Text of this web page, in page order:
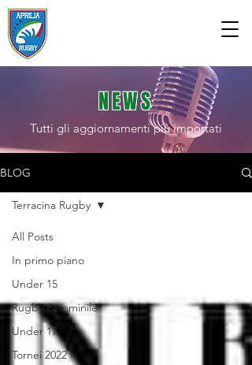
NEWS
Tutti gli aggiornamenti più importati
BLOG
All Posts
In primo piano
Under 15
Rugby Femminile
Under 17
Tornei 2022
Terracina Rugby